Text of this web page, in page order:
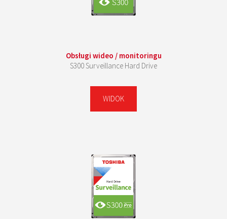
Obsługi wideo / monitoringu
S300 Surveillance Hard Drive
WIDOK